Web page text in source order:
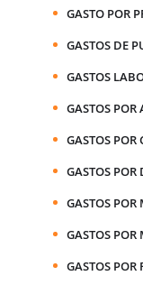
GASTO POR
GASTOS DE
GASTOS
GASTOS
GASTOS POR
GASTOS
GASTOS POR
GASTOS
GASTOS POR